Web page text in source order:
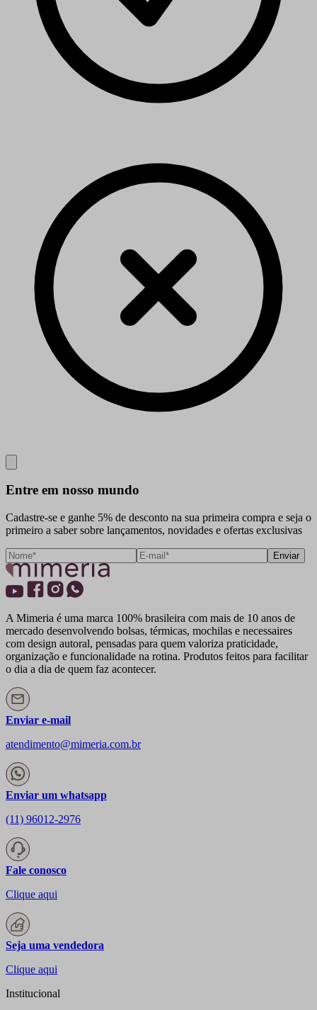
Entre em nosso mundo
Cadastre-se e ganhe 5% de desconto na sua primeira compra e seja o
primeiro a saber sobre lançamentos, novidades e ofertas exclusivas
Enviar
A Mimeria é uma marca 100% brasileira com mais de 10 anos de
mercado desenvolvendo bolsas, térmicas, mochilas e necessaires
com design autoral, pensadas para quem valoriza praticidade,
organização e funcionalidade na rotina. Produtos feitos para facilitar
o dia a dia de quem faz acontecer.
Enviar e-mail
atendimento@mimeria.com.br
Enviar um whatsapp
(11) 96012-2976
Fale conosco
Clique aqui
Seja uma vendedora
Clique aqui
Institucional